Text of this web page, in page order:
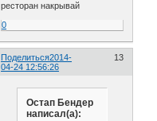
ресторан накрывай
0
Поделиться 13
2014-
04-24 12:56:26
Остап Бендер
написал(а):